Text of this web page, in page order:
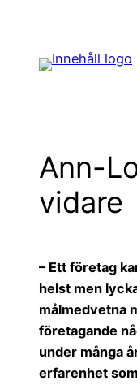
innehåll
Ann-
vidare
– Ett företag
helst men
målmedvetna
företagande
under många
erfarenhet